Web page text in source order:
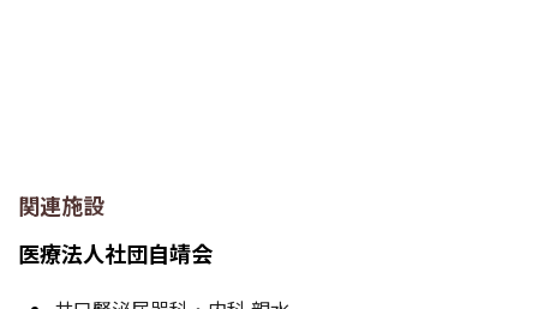
関連施設
医療法人社団自靖会